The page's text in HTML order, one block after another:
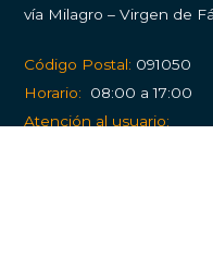
vía Milagro – Virgen de
Código Postal: 091050
Horario:
08:00 a 17:00
Atención al usuario: